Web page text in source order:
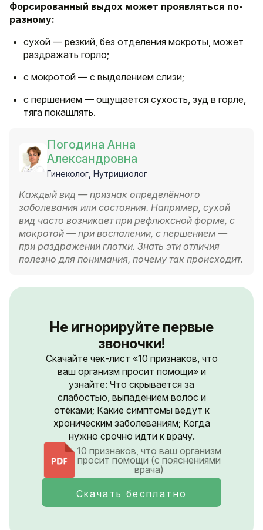
Форсированный выдох может проявляться по-
разному:
сухой — резкий, без отделения мокроты, может
раздражать горло;
с мокротой — с выделением слизи;
с першением — ощущается сухость, зуд в горле,
тяга покашлять.
Погодина Анна
Александровна
Гинеколог, Нутрициолог
Каждый вид — признак определённого
заболевания или состояния. Например, сухой
вид часто возникает при рефлюксной форме, с
мокротой — при воспалении, с першением —
при раздражении глотки. Знать эти отличия
полезно для понимания, почему так происходит.
Не игнорируйте первые
звоночки!
Скачайте чек-лист «10 признаков, что
ваш организм просит помощи» и
узнайте: Что скрывается за
слабостью, выпадением волос и
отёками; Какие симптомы ведут к
хроническим заболеваниям; Когда
нужно срочно идти к врачу.
10 признаков, что ваш организм
просит помощи (с пояснениями
врача)
Скачать бесплатно